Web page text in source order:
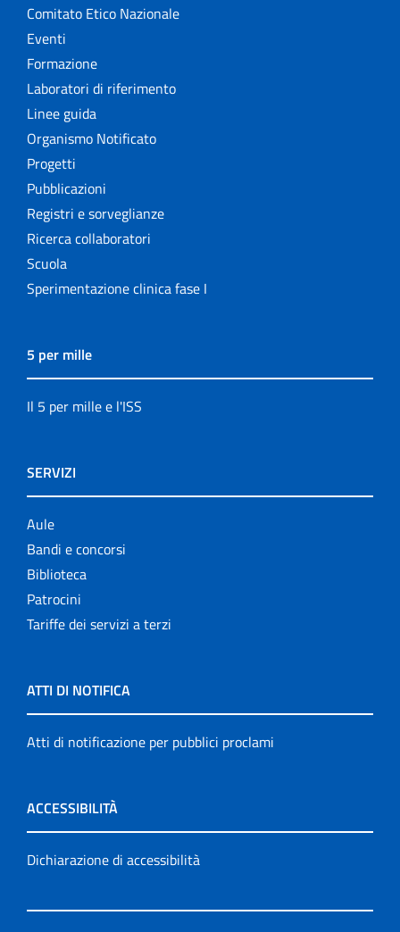
Comitato Etico Nazionale
Eventi
Formazione
Laboratori di riferimento
Linee guida
Organismo Notificato
Progetti
Pubblicazioni
Registri e sorveglianze
Ricerca collaboratori
Scuola
Sperimentazione clinica fase I
5 per mille
Il 5 per mille e l'ISS
SERVIZI
Aule
Bandi e concorsi
Biblioteca
Patrocini
Tariffe dei servizi a terzi
ATTI DI NOTIFICA
Atti di notificazione per pubblici proclami
ACCESSIBILITÀ
Dichiarazione di accessibilità